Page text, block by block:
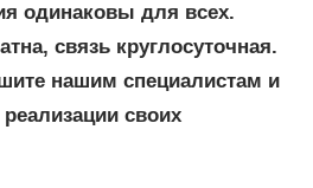
одинаковы для всех.
связь круглосуточная.
нашим специалистам и
своих